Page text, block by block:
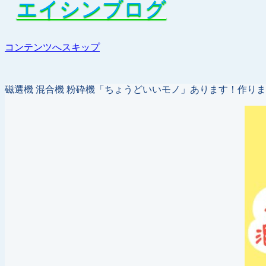
コンテンツへスキップ
磁選機 混合機 粉砕機「ちょうどいいモノ」あります！作り
エイシンブログ
エイシンブログ